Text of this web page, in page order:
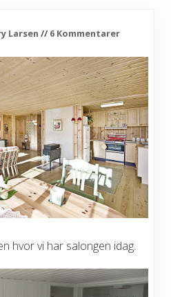
Larsen // 6 Kommentarer
hvor vi har salongen idag.